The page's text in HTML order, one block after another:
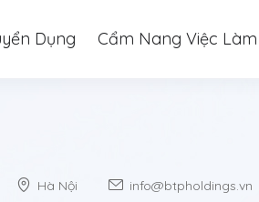
Dụng Cẩm Nang Việc Làm
Hà Nội info@btpholdings.vn